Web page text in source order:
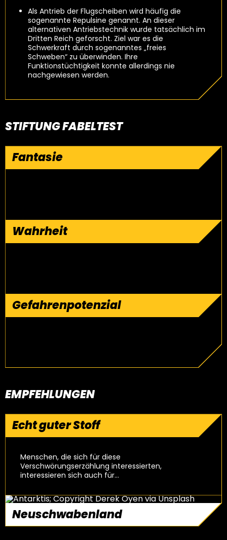
Als Antrieb der Flugscheiben wird häufig die
sogenannte Repulsine genannt. An dieser
alternativen Antriebstechnik wurde tatsächlich im
Dritten Reich geforscht. Ziel war es die
Schwerkraft durch sogenanntes „freies
Schweben“ zu überwinden. Ihre
Funktionstüchtigkeit konnte allerdings nie
nachgewiesen werden.
STIFTUNG FABELTEST
Fantasie
Wahrheit
Gefahrenpotenzial
EMPFEHLUNGEN
Echt guter Stoff
Menschen, die sich für diese
Verschwörungserzählung interessierten,
interessieren sich auch für…
weiterlesen
Neuschwabenland